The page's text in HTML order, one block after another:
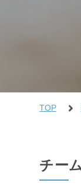
TOP
チー